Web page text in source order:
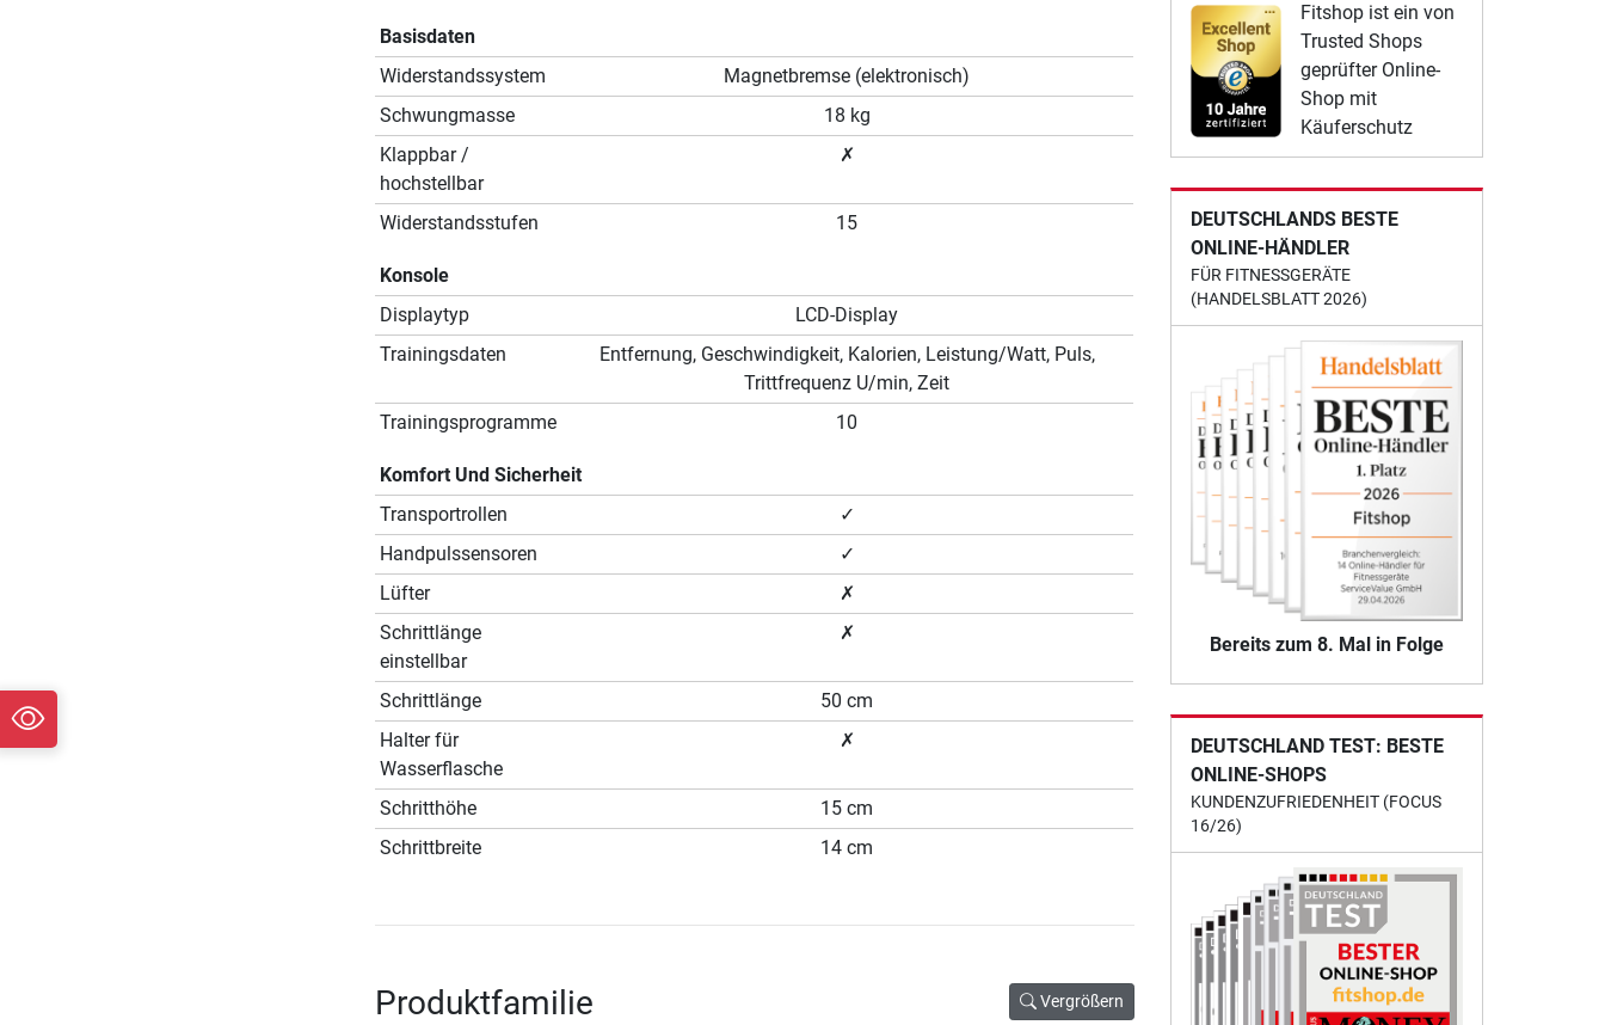
Basisdaten
Widerstandssystem
Magnetbremse (elektronisch)
Schwungmasse
18 kg
Klappbar /
hochstellbar
✗
Widerstandsstufen 15
Konsole
Displaytyp
LCD-Display
Trainingsdaten
Entfernung, Geschwindigkeit, Kalorien, Leistung/Watt, Puls,
Trittfrequenz U/min, Zeit
Trainingsprogramme
10
Komfort Und Sicherheit
Transportrollen
✓
Handpulssensoren
✓
Lüfter
✗
Schrittlänge
einstellbar
✗
Schrittlänge
50 cm
Halter für
Wasserflasche
✗
Schritthöhe
15 cm
Schrittbreite
14 cm
Produktfamilie Vergrößern
Fitshop ist ein von
Trusted Shops
geprüfter Online-
Shop mit
Käuferschutz
DEUTSCHLANDS BESTE
ONLINE-HÄNDLER
FÜR FITNESSGERÄTE
(HANDELSBLATT 2026)
Bereits zum 8. Mal in Folge
DEUTSCHLAND TEST: BESTE
ONLINE-SHOPS
KUNDENZUFRIEDENHEIT (FOCUS
16/26)